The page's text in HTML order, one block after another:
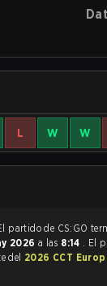
L W W
El partido
2026 a las 8:14 . El
del 2026 CCT